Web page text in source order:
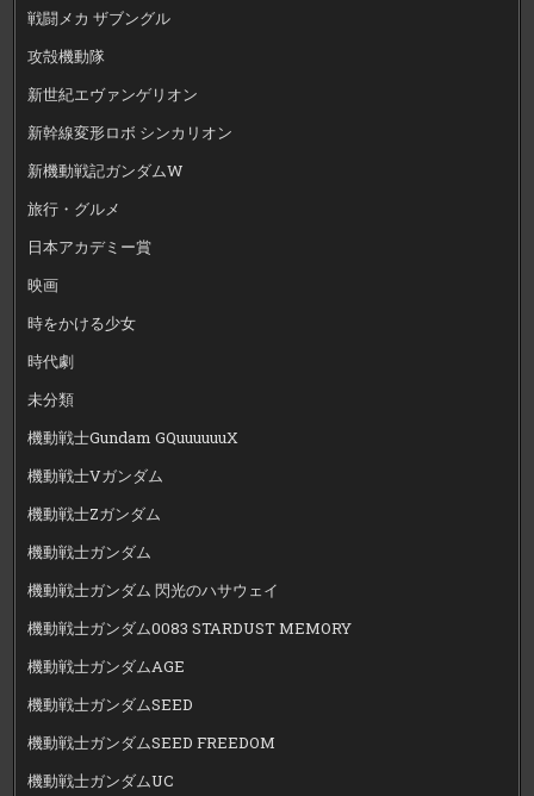
戦闘メカ ザブングル
攻殻機動隊
新世紀エヴァンゲリオン
新幹線変形ロボ シンカリオン
新機動戦記ガンダムW
旅行・グルメ
日本アカデミー賞
映画
時をかける少女
時代劇
未分類
機動戦士Gundam GQuuuuuuX
機動戦士Vガンダム
機動戦士Zガンダム
機動戦士ガンダム
機動戦士ガンダム 閃光のハサウェイ
機動戦士ガンダム0083 STARDUST MEMORY
機動戦士ガンダムAGE
機動戦士ガンダムSEED
機動戦士ガンダムSEED FREEDOM
機動戦士ガンダムUC